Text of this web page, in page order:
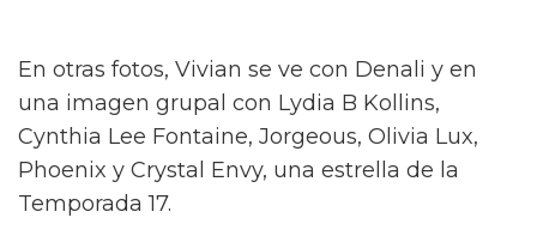
“Olvidé empacar mis buenos zapatos.”
Las fotos del finalista de 'RuPaul's
Drag Race' Pearl, desnudo
RuPaul gana su primer Emmy por